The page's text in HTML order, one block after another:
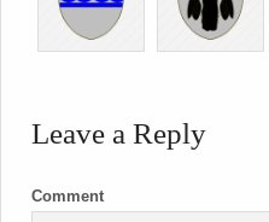
Leave a Reply
Comment